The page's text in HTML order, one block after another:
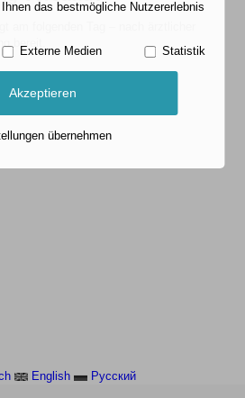
am folgenden Tag – nach ärztlicher
bereit.
English Pусский
das bestmögliche Nutzererlebnis
Externe Medien Statistik
Akzeptieren
übernehmen